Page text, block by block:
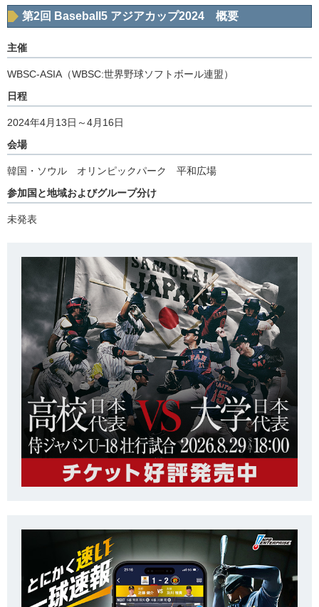
第2回 Baseball5 アジアカップ2024 概要
主催
WBSC-ASIA（WBSC:世界野球ソフトボール連盟）
日程
2024年4月13日～4月16日
会場
韓国・ソウル オリンピックパーク 平和広場
参加国と地域およびグループ分け
未発表